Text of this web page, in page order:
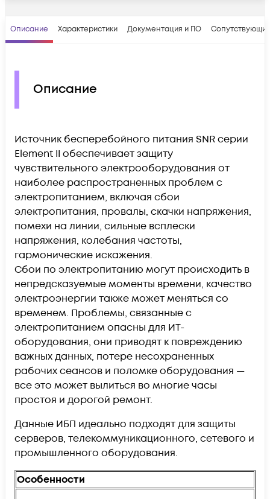
Описание Характеристики Документация и ПО
Описание
Источник бесперебойного питания SNR серии
Element II обеспечивает защиту
чувствительного электрооборудования от
наиболее распространенных проблем с
электропитанием, включая сбои
электропитания, провалы, скачки напряжения,
помехи на линии, сильные всплески
напряжения, колебания частоты,
гармонические искажения.
Сбои по электропитанию могут происходить в
непредсказуемые моменты времени, качество
электроэнергии также может меняться со
временем. Проблемы, связанные с
электропитанием опасны для ИТ-
оборудования, они приводят к повреждению
важных данных, потере несохраненных
рабочих сеансов и поломке оборудования —
все это может вылиться во многие часы
простоя и дорогой ремонт.
Данные ИБП идеально подходят для защиты
серверов, телекоммуникационного, сетевого и
промышленного оборудования.
Особенности